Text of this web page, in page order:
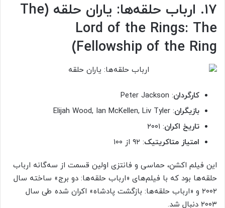
۱۷. ارباب حلقه‌ها: یاران حلقه (The
Lord of the Rings: The
Fellowship of the Ring)
کارگردان: Peter Jackson
بازیگران: Elijah Wood, Ian McKellen, Liv Tyler
تاریخ اکران: ۲۰۰۱
امتیاز متاکریتیک: ۹۲ از ۱۰۰
این فیلم اکشن، حماسی و فانتزی اولین قسمت از سه‌گانه ارباب
حلقه‌ها بود که با فیلم‌های «ارباب حلقه‌ها: دو برج» ساخته سال
۲۰۰۲ و «ارباب حلقه‌ها: بازگشت پادشاه» اکران شده طی سال
۲۰۰۳ دنبال شد.